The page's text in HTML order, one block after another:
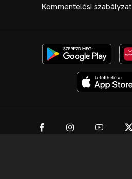
Kommentelési szabályzat